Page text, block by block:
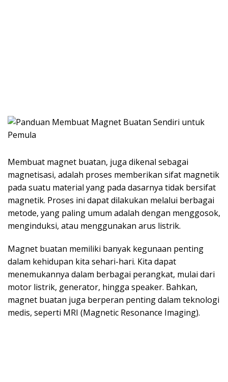
Membuat magnet buatan, juga dikenal sebagai
magnetisasi, adalah proses memberikan sifat magnetik
pada suatu material yang pada dasarnya tidak bersifat
magnetik. Proses ini dapat dilakukan melalui berbagai
metode, yang paling umum adalah dengan menggosok,
menginduksi, atau menggunakan arus listrik.
Magnet buatan memiliki banyak kegunaan penting
dalam kehidupan kita sehari-hari. Kita dapat
menemukannya dalam berbagai perangkat, mulai dari
motor listrik, generator, hingga speaker. Bahkan,
magnet buatan juga berperan penting dalam teknologi
medis, seperti MRI (Magnetic Resonance Imaging).